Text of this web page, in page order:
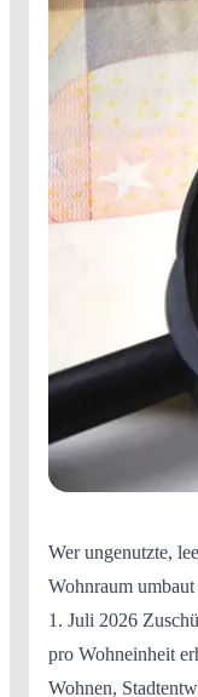
Wer ungenutzte,
Wohnraum
1. Juli 2026
pro Wohneinheit
Wohnen,